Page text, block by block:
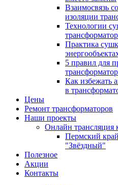
Взаимосвязь
изоляции
Технологии
Практика
5 правил для
Как избежать
в
Цены
Ремонт трансформаторов
Наши проекты
Онлайн трансляция
Пермский
"Звёздный"
Полезное
Акции
Контакты